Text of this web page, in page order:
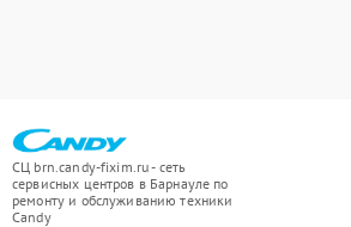
СЦ brn.candy-fixim.ru - сеть
сервисных центров в Барнауле по
ремонту и обслуживанию техники
Candy